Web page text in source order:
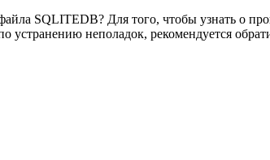
SQLITEDB? Для того, чтобы узнать о
устранению неполадок, рекомендуется